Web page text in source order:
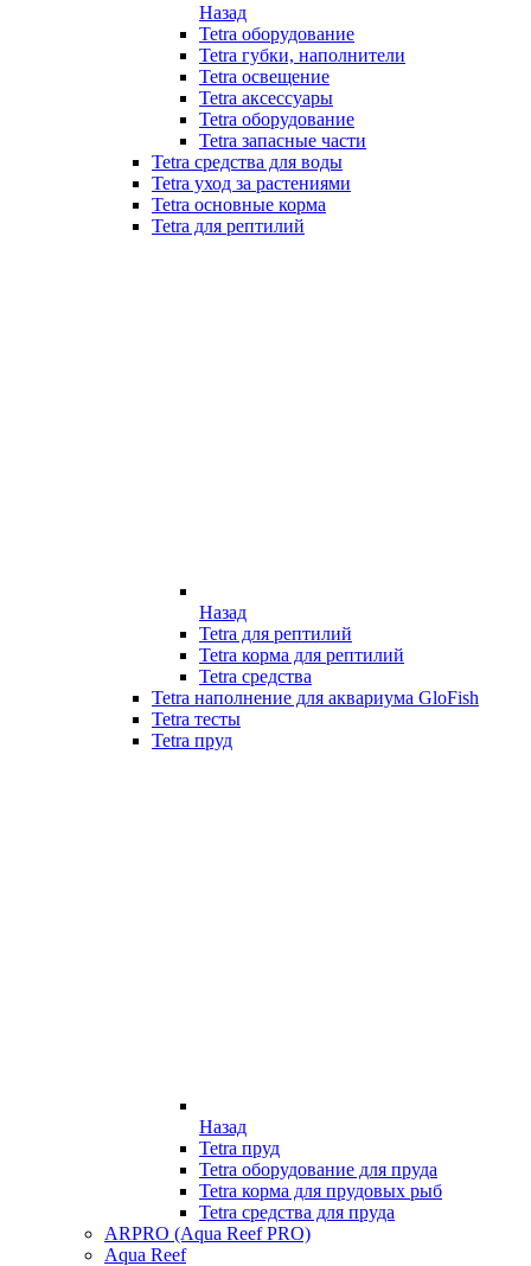
Назад
Tetra оборудование
Tetra губки, наполнители
Tetra освещение
Tetra аксессуары
Tetra оборудование
Tetra запасные части
Tetra средства для воды
Tetra уход за растениями
Tetra основные корма
Tetra для рептилий
Назад
Tetra для рептилий
Tetra корма для рептилий
Tetra средства
Tetra наполнение для аквариума GloFish
Tetra тесты
Tetra пруд
Назад
Tetra пруд
Tetra оборудование для пруда
Tetra корма для прудовых рыб
Tetra средства для пруда
ARPRO (Aqua Reef PRO)
Aqua Reef